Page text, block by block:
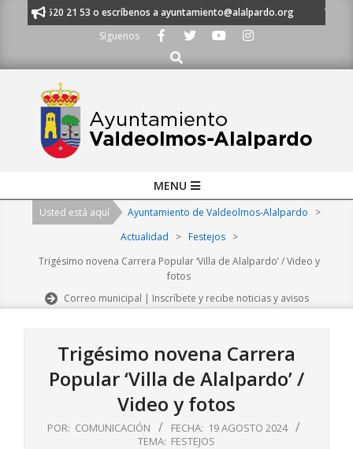
al 91 620 21 53 o escríbenos a ayuntamiento@alalpardo.org
TE
Síguenos
Buscar
Navigation
MENU
Usted está aquí Ayuntamiento de Valdeolmos-Alalpardo
>
Actualidad
> Festejos
>
Trigésimo novena Carrera Popular ‘Villa de Alalpardo’ / Video y
fotos
Correo municipal | Inscríbete y recibe noticias y avisos
Trigésimo novena Carrera
Popular ‘Villa de Alalpardo’ /
Video y fotos
POR: COMUNICACIÓN FECHA: 19 AGOSTO 2024
TEMA: FESTEJOS